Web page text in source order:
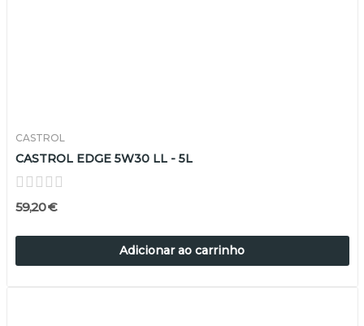
CASTROL
CASTROL EDGE 5W30 LL - 5L
59,20 €
Adicionar ao carrinho